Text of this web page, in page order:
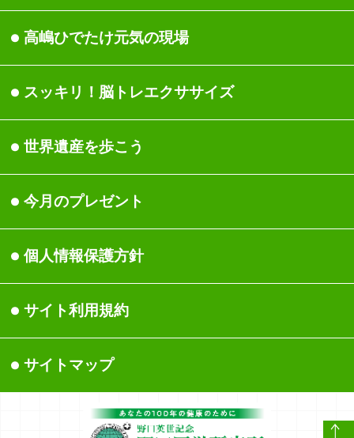
女性の健康
関節・筋肉・骨
頭
医療現場の声
医師・専門家一覧
身体
睡眠/休養
美容/ダイエット
運動/ストレッチ
ストレス
高嶋ひでたけ元気の現場
スッキリ！脳トレエクササイズ
世界遺産を歩こう
今月のプレゼント
個人情報保護方針
サイト利用規約
サイトマップ